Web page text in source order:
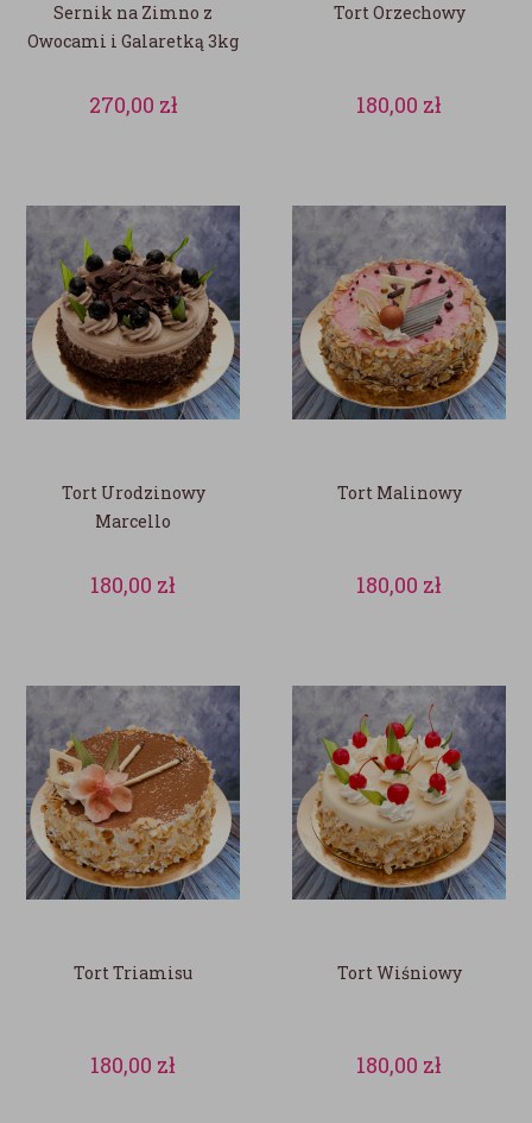
Sernik na Zimno z
Owocami i Galaretką 3kg
270,00 zł
Tort Orzechowy
180,00 zł
Tort Urodzinowy
Marcello
180,00 zł
Tort Malinowy
180,00 zł
Tort Triamisu
180,00 zł
Tort Wiśniowy
180,00 zł